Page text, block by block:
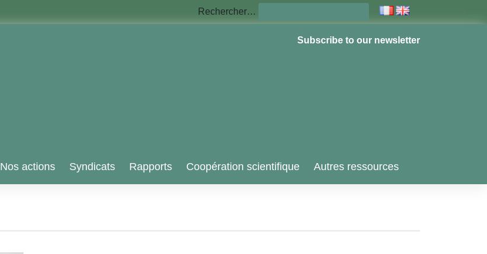
Rechercher…
Subscribe to our newsletter
Nos actions Syndicats Rapports Coopération scientifique Autres ressources